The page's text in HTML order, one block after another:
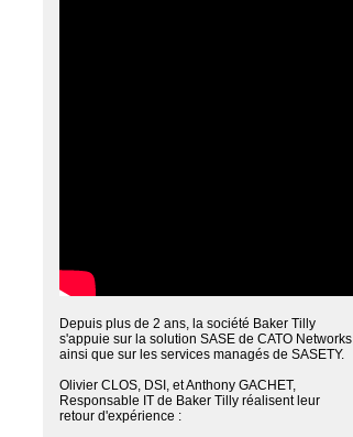
Depuis plus de 2 ans, la société Baker Tilly
s'appuie sur la solution SASE de CATO Networks
ainsi que sur les services managés de SASETY.
Olivier CLOS, DSI, et Anthony GACHET,
Responsable IT de Baker Tilly réalisent leur
retour d'expérience :